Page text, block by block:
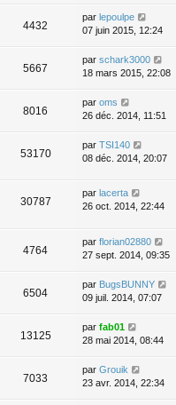
4432
par lepoulpe
07 juin 2015, 12:24
5667
par schark3000
18 mars 2015, 22:08
8016
par oms
26 déc. 2014, 11:51
53170
par TSI140
08 déc. 2014, 20:07
30787
par lacerta
26 oct. 2014, 22:44
4764
par florian02880
27 sept. 2014, 09:35
6504
par BugsBUNNY
09 juil. 2014, 07:07
13125
par fab01
28 mai 2014, 08:44
7033
par Grouik
23 avr. 2014, 22:34